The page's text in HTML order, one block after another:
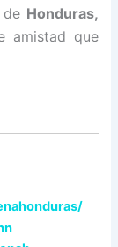
Honduras,
amistad que